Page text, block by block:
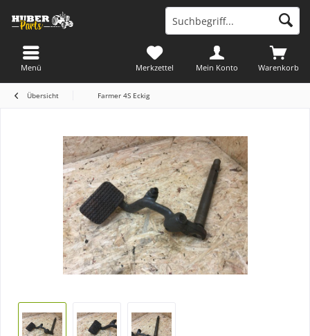
Warenkorb
Merkzettel Mein Konto
Menü
Übersicht Farmer 4S Eckig